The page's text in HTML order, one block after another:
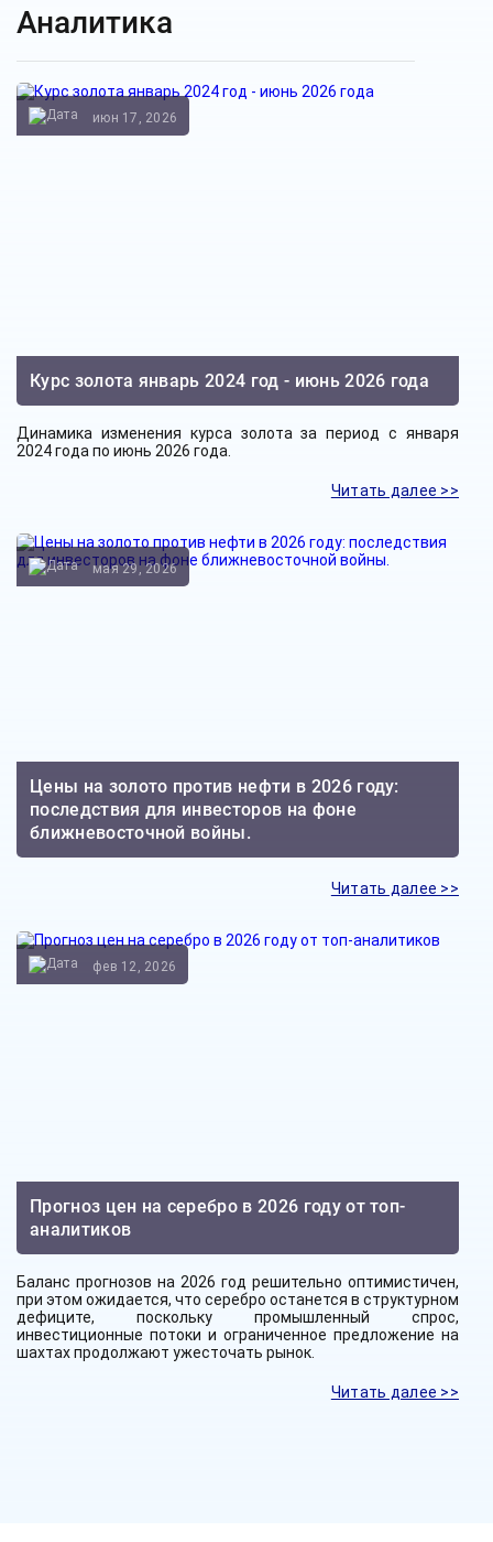
Аналитика
Курс золота январь 2024 год - июнь 2026 года
июн 17, 2026
Динамика изменения курса золота за период с января
2024 года по июнь 2026 года.
Читать далее >>
Цены на золото против нефти в 2026 году:
последствия для инвесторов на фоне
ближневосточной войны.
мая 29, 2026
Читать далее >>
Прогноз цен на серебро в 2026 году от топ-
аналитиков
фев 12, 2026
Баланс прогнозов на 2026 год решительно оптимистичен,
при этом ожидается, что серебро останется в структурном
дефиците, поскольку промышленный спрос,
инвестиционные потоки и ограниченное предложение на
шахтах продолжают ужесточать рынок.
Читать далее >>